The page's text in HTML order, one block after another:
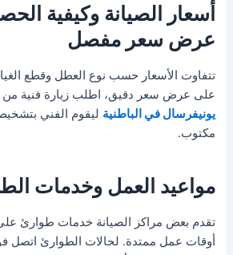
أسعار الصيانة وكيفية
عرض سعر مفصل
تتفاوت الأسعار حسب نوع العطل وقطع
على عرض سعر دقيق، اطلب زيارة فنية من
يونيفرسال في الباطنية ليقوم الفني
مكتوب.
مواعيد العمل وخدمات
تقدم بعض مراكز الصيانة خدمات طوارئ
أوقات عمل ممتدة. لحالات الطوارئ اتصل